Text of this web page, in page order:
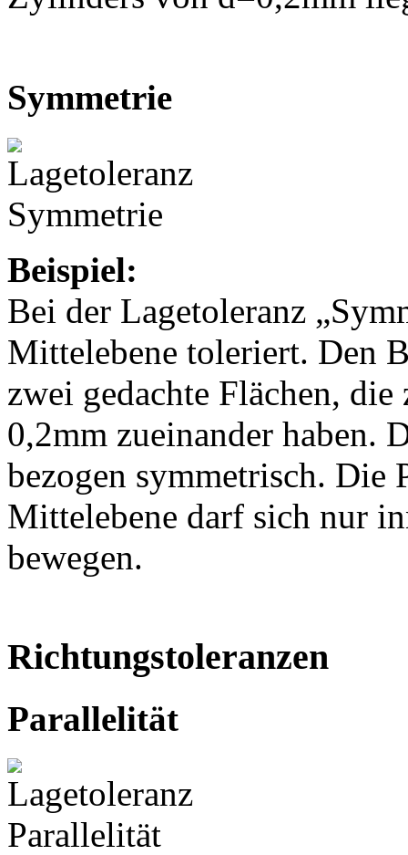
Symmetrie
Beispiel:
Bei der Lagetoleranz
Mittelebene toleriert. Den
zwei gedachte Flächen,
0,2mm zueinander haben.
bezogen symmetrisch. Die
Mittelebene darf sich nur
bewegen.
Richtungstoleranzen
Parallelität